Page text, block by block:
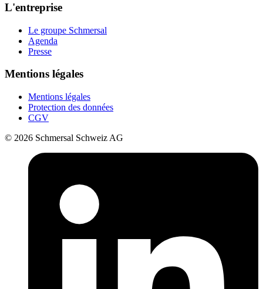
L'entreprise
Le groupe Schmersal
Agenda
Presse
Mentions légales
Mentions légales
Protection des données
CGV
© 2026 Schmersal Schweiz AG